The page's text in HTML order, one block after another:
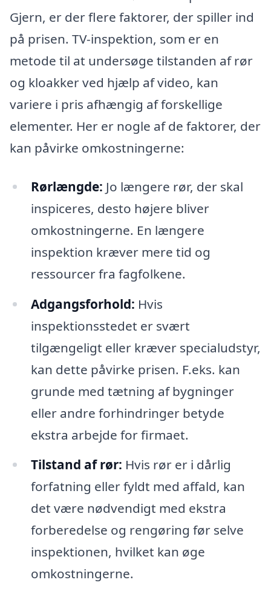
Gjern, er der flere faktorer, der spiller ind
på prisen. TV-inspektion, som er en
metode til at undersøge tilstanden af rør
og kloakker ved hjælp af video, kan
variere i pris afhængig af forskellige
elementer. Her er nogle af de faktorer, der
kan påvirke omkostningerne:
Rørlængde: Jo længere rør, der skal
inspiceres, desto højere bliver
omkostningerne. En længere
inspektion kræver mere tid og
ressourcer fra fagfolkene.
Adgangsforhold: Hvis
inspektionsstedet er svært
tilgængeligt eller kræver specialudstyr,
kan dette påvirke prisen. F.eks. kan
grunde med tætning af bygninger
eller andre forhindringer betyde
ekstra arbejde for firmaet.
Tilstand af rør: Hvis rør er i dårlig
forfatning eller fyldt med affald, kan
det være nødvendigt med ekstra
forberedelse og rengøring før selve
inspektionen, hvilket kan øge
omkostningerne.